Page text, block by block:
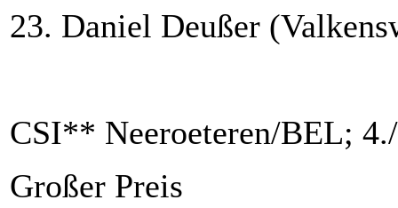
23. Daniel Deußer
CSI** Neeroeteren/BEL;
Großer Preis